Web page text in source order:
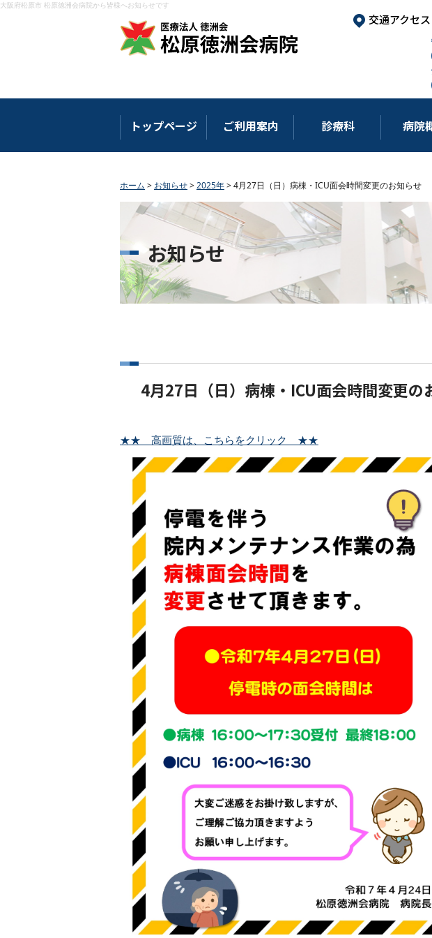
大阪府松原市 松原徳洲会病院から皆様へお知らせです
交通アクセス
トップページ ご利用案内 診療科 病院
ホーム > お知らせ>2025年>4月27日（日）病棟・ICU面会時間変更のお知らせ
お知らせ
4月27日（日）病棟・ICU面会時間変更の
★★ 高画質は、こちらをクリック ★★